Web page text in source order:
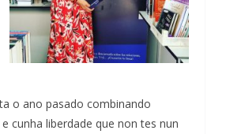
o ano pasado combinando
cunha liberdade que non tes nun